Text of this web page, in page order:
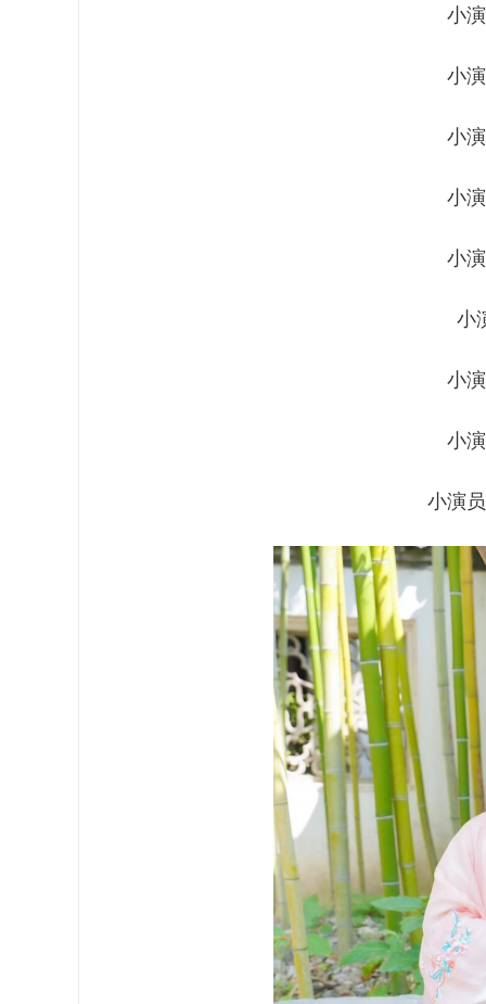
小
小
小
小
小
小
小
小
小演员